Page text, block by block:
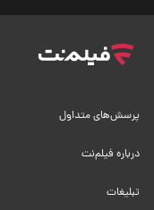
پرسش‌های متداول
درباره فیلم‌نت
تبلیغات